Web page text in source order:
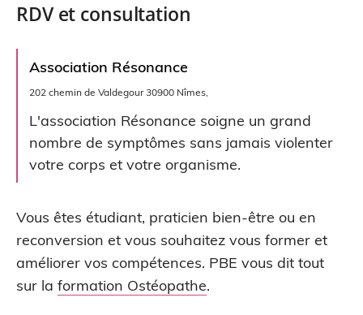
RDV et consultation
Association Résonance
202 chemin de Valdegour 30900 Nîmes,
L'association Résonance soigne un grand
nombre de symptômes sans jamais violenter
votre corps et votre organisme.
Vous êtes étudiant, praticien bien-être ou en
reconversion et vous souhaitez vous former et
améliorer vos compétences. PBE vous dit tout
sur la formation Ostéopathe.